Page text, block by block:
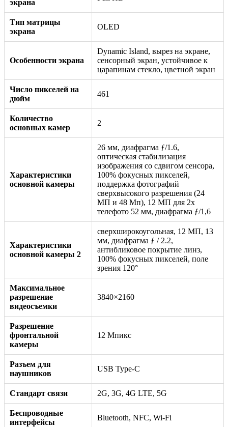
экрана
Тип матрицы
экрана
OLED
Особенности экрана
Dynamic Island, вырез на экране,
сенсорный экран, устойчивое к
царапинам стекло, цветной экран
Число пикселей на
дюйм
461
Количество
основных камер
2
Характеристики
основной камеры
26 мм, диафрагма ƒ/1.6,
оптическая стабилизация
изображения со сдвигом сенсора,
100% фокусных пикселей,
поддержка фотографий
сверхвысокого разрешения (24
МП и 48 Мп), 12 МП для 2x
телефото 52 мм, диафрагма ƒ/1,6
Характеристики
основной камеры 2
сверхширокоугольная, 12 МП, 13
мм, диафрагма ƒ / 2.2,
антибликовое покрытие линз,
100% фокусных пикселей, поле
зрения 120°
Максимальное
разрешение
видеосъемки
3840×2160
Разрешение
фронтальной
камеры
12 Мпикс
Разъем для
наушников
USB Type-C
Стандарт связи 2G, 3G, 4G LTE, 5G
Беспроводные
интерфейсы
Bluetooth, NFC, Wi-Fi